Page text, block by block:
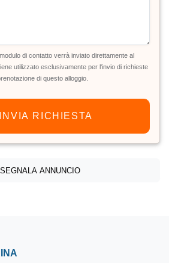
di contatto verrà inviato direttamente al
utilizzato esclusivamente per l'invio di richieste
di questo alloggio.
INVIA RICHIESTA
SEGNALA ANNUNCIO